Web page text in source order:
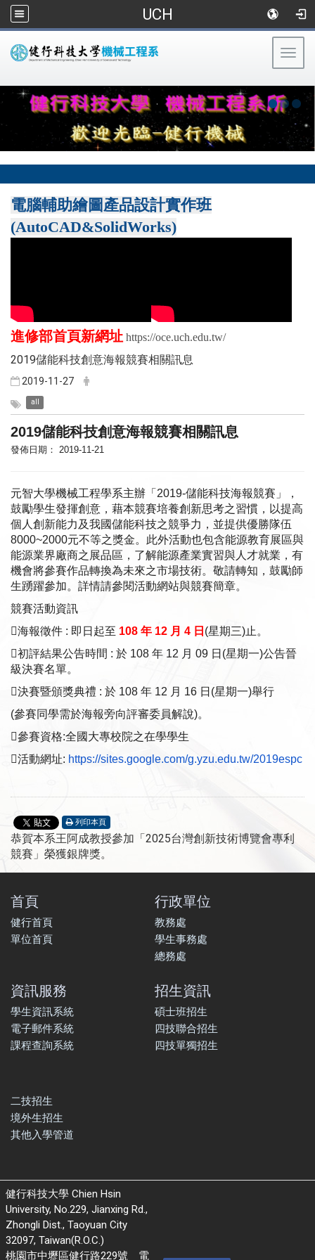
UCH
電腦輔助繪圖產品設計實作班
(AutoCAD&SolidWorks)
進修部首頁新網址 https://oce.uch.edu.tw/
2019儲能科技創意海報競賽相關訊息
2019-11-27
all
2019儲能科技創意海報競賽相關訊息
發佈日期： 2019-11-21
元智大學機械工程學系主辦「2019-儲能科技海報競賽 」，
鼓勵學生發揮創意，藉本競賽培養創新思考之習慣， 以提高
個人創新能力及我國儲能科技之競爭力， 並提供優勝隊伍
8000~2000元不等之獎金。 此外活動也包含能源教育展區與
能源業界廠商之展品區， 了解能源產業實習與人才就業， 有
機會將參賽作品轉換為未來之市場技術。敬請轉知， 鼓勵師
生踴躍參加。詳情請參閱活動網站與競賽簡章。
競賽活動資訊
海報徵件 : 即日起至 108 年 12 月 4 日 (星期三)止。
初評結果公告時間 : 於 108 年 12 月 09 日(星期一)公告晉
級決賽名單。
決賽暨頒獎典禮 : 於 108 年 12 月 16 日(星期一)舉行
(參賽同學需於海報旁向評審委員解說)。
參賽資格:全國大專校院之在學學生
活動網址: https://sites.google.com/g.yzu.edu.tw/2019espc
列印本頁
恭賀本系王阿成教授參加「 2025台灣創新技術博覽會專利
競賽」榮獲銀牌獎。
首頁
健行首頁
單位首頁
行政單位
教務處
學生事務處
總務處
資訊服務
學生資訊系統
電子郵件系統
課程查詢系統
招生資訊
碩士班招生
四技聯合招生
四技單獨招生
二技招生
境外生招生
其他入學管道
健行科技大學 Chien Hsin
University, No.229, Jianxing Rd.,
Zhongli Dist., Taoyuan City
32097, Taiwan(R.O.C.)
桃園市中壢區健行路229號 電